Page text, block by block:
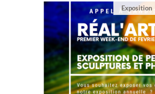
Exposition